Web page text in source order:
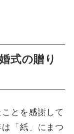
式の贈り
とを感謝して
「紙」にまつ